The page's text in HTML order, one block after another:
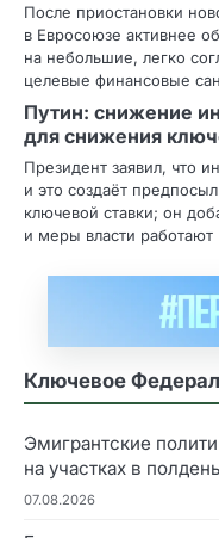
После приостановки
в Евросоюзе активнее
на небольшие, легко
целевые финансовые
Путин: снижение
для снижения
Президент заявил, что
и это создаёт
ключевой ставки; он
и меры власти работают
Ключевое
Эмигрантские
на участках в
07.08.2026